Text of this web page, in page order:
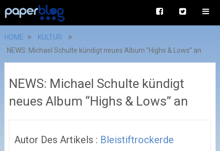
HOME
KULTUR
NEWS: Michael Schulte kündigt neues Album “Highs & Lows” an
NEWS: Michael Schulte kündigt
neues Album “Highs & Lows” an
Autor Des Artikels : Bleistiftrockerde